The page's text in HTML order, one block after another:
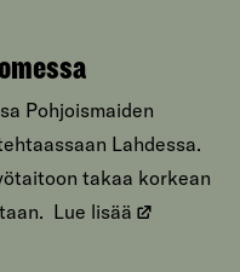
Pohjoismaiden
Lahdessa.
takaa korkean
Lue lisää